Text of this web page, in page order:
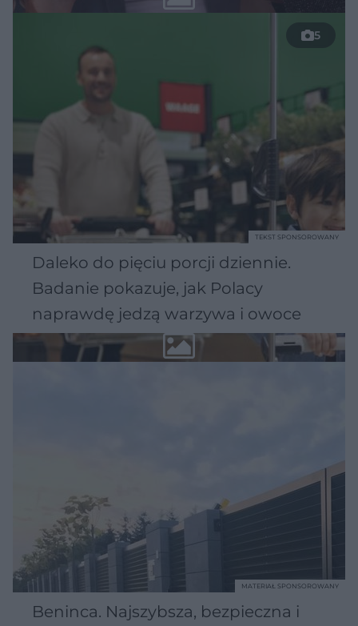
5
Daleko do pięciu porcji dziennie.
Badanie pokazuje, jak Polacy
naprawdę jedzą warzywa i owoce
TEKST SPONSOROWANY
Beninca. Najszybsza, bezpieczna i
MATERIAŁ SPONSOROWANY